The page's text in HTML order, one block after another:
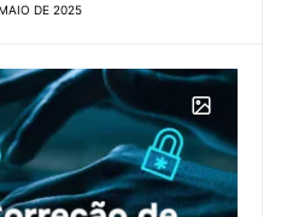
DE 2025